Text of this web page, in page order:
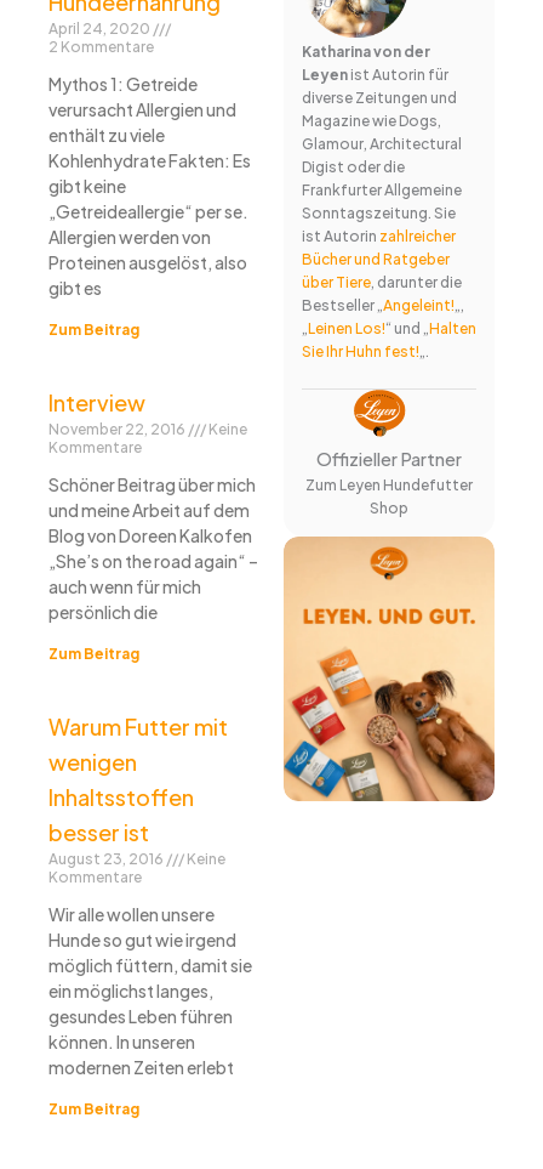
April 24, 2020
2 Kommentare
Mythos 1: Getreide
verursacht Allergien und
enthält zu viele
Kohlenhydrate Fakten: Es
gibt keine
„Getreideallergie“ per se.
Allergien werden von
Proteinen ausgelöst, also
gibt es
Zum Beitrag
Interview
November 22, 2016
Keine
Kommentare
Schöner Beitrag über mich
und meine Arbeit auf dem
Blog von Doreen Kalkofen
„She’s on the road again“ –
auch wenn für mich
persönlich die
Zum Beitrag
Warum Futter mit
wenigen
Inhaltsstoffen
besser ist
August 23, 2016
Keine
Kommentare
Wir alle wollen unsere
Hunde so gut wie irgend
möglich füttern, damit sie
ein möglichst langes,
gesundes Leben führen
können. In unseren
modernen Zeiten erlebt
Zum Beitrag
Katharina von der
Leyenist Autorin für
diverse Zeitungen und
Magazine wie Dogs,
Glamour, Architectural
Digist oder die
Frankfurter Allgemeine
Sonntagszeitung. Sie
ist Autorin zahlreicher
Bücher und Ratgeber
über Tiere, darunter die
Bestseller „Angeleint!„,
„Leinen Los!“ und „Halten
Sie Ihr Huhn fest!„.
Offizieller Partner
Zum Leyen Hundefutter
Shop